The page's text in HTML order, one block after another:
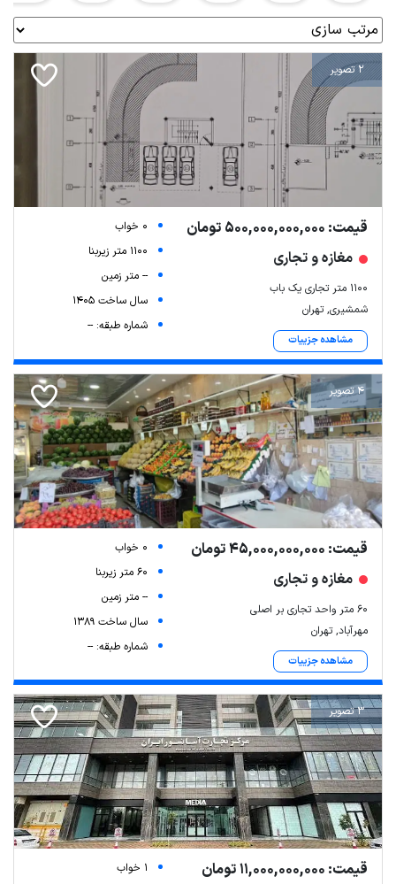
2 تصویر
قیمت: 500,000,000,000 تومان
مغازه و تجاری
۱۱۰۰ متر تجاری یک باب
شمشیری, تهران
مشاهده جزییات
0 خواب
1100 متر زیربنا
-- متر زمین
سال ساخت 1405
شماره طبقه: --
4 تصویر
قیمت: 45,000,000,000 تومان
مغازه و تجاری
۶۰ متر واحد تجاری بر اصلی
مهرآباد, تهران
مشاهده جزییات
0 خواب
60 متر زیربنا
-- متر زمین
سال ساخت 1389
شماره طبقه: --
3 تصویر
قیمت: 11,000,000,000 تومان
1 خواب